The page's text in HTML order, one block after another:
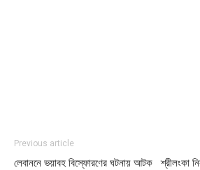
Previous article
লেবাননে ভয়াবহ বিস্ফোরণের ঘটনায় আটক
শ্রীলংকা